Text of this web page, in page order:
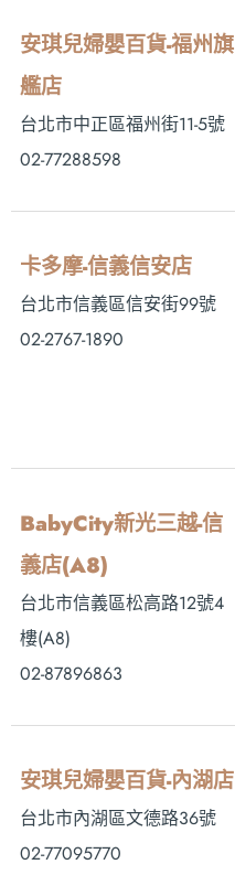
安琪兒婦嬰百貨-福州旗
艦店
台北市中正區福州街11-5號
02-77288598
卡多摩-信義信安店
台北市信義區信安街99號
02-2767-1890
BabyCity新光三越-信
義店(A8)
台北市信義區松高路12號4
樓(A8)
02-87896863
安琪兒婦嬰百貨-內湖店
台北市內湖區文德路36號
02-77095770